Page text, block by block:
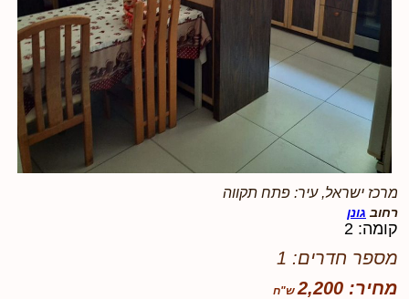
מרכז ישראל, עיר: פתח תקווה
רחוב גונן
קומה: 2
מספר חדרים: 1
מחיר: 2,200